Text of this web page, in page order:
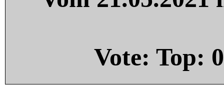
Vote: Top: 0